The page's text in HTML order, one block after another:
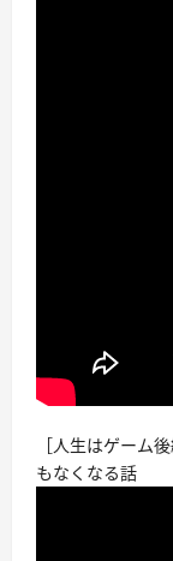
［人生はゲーム
もなくなる話